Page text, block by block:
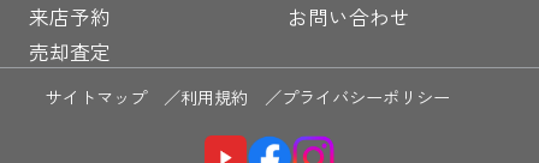
来店予約
お問い合わせ
売却査定
サイトマップ ／利用規約 ／プライバシーポリシー